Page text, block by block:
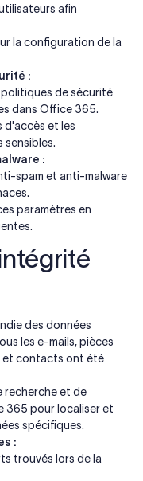
afin
la configuration de la
:
de sécurité
dans Office 365.
d'accès et les
sensibles.
:
spam et anti-malware
paramètres en
des données
les e-mails, pièces
et contacts ont été
recherche et de
365 pour localiser et
spécifiques.
:
trouvés lors de la